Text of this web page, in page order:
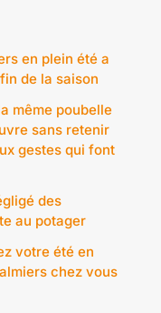
en plein été a
de la saison
même poubelle
sans retenir
gestes qui font
des
au potager
votre été en
chez vous